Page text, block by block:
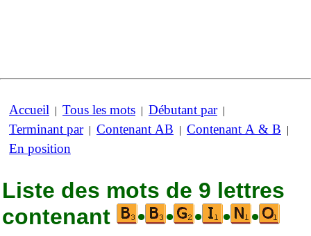
Accueil | Tous les mots | Débutant par|
Terminant par| Contenant AB | Contenant A & B |
En position
Liste des mots de 9 lettres
contenant
• • • • •